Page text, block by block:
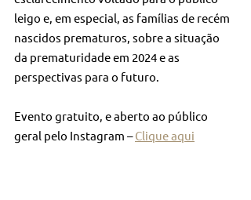
leigo e, em especial, as famílias de recém
nascidos prematuros, sobre a situação
da prematuridade em 2024 e as
perspectivas para o futuro.
Evento gratuito, e aberto ao público
geral pelo Instagram – Clique aqui